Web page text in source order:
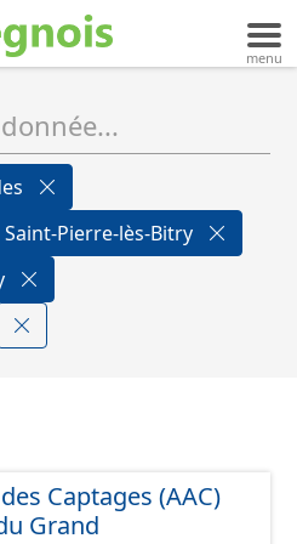
Saint-Pierre-lès-Bitry
Captages (AAC)
Grand